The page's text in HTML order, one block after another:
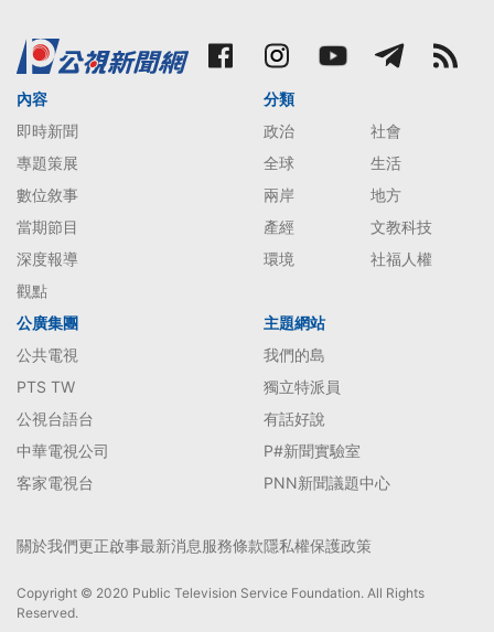
內容
即時新聞
專題策展
數位敘事
當期節目
深度報導
觀點
分類
政治
社會
全球
生活
兩岸
地方
產經
文教科技
環境
社福人權
公廣集團
公共電視
PTS TW
公視台語台
中華電視公司
客家電視台
主題網站
我們的島
獨立特派員
有話好說
P#新聞實驗室
PNN新聞議題中心
關於我們更正啟事最新消息服務條款隱私權保護政策
Copyright © 2020 Public Television Service Foundation. All Rights
Reserved.